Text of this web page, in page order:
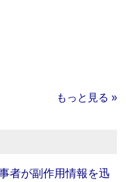
もっと見る »
者が副作用情報を迅